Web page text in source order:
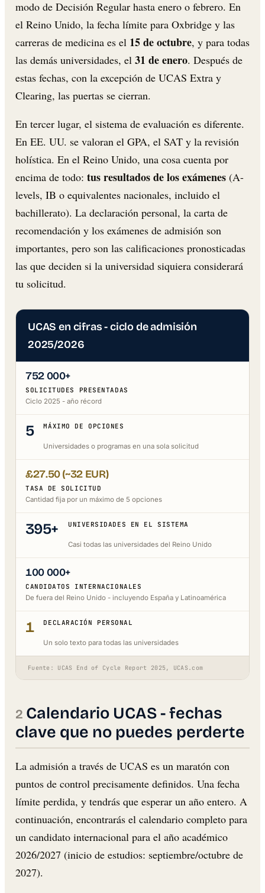
modo de Decisión Regular hasta enero o febrero. En
el Reino Unido, la fecha límite para Oxbridge y las
carreras de medicina es el 15 de octubre, y para todas
las demás universidades, el 31 de enero. Después de
estas fechas, con la excepción de UCAS Extra y
Clearing, las puertas se cierran.
En tercer lugar, el sistema de evaluación es diferente.
En EE. UU. se valoran el GPA, el SAT y la revisión
holística. En el Reino Unido, una cosa cuenta por
encima de todo: tus resultados de los exámenes (A-
levels, IB o equivalentes nacionales, incluido el
bachillerato). La declaración personal, la carta de
recomendación y los exámenes de admisión son
importantes, pero son las calificaciones pronosticadas
las que deciden si la universidad siquiera considerará
tu solicitud.
UCAS en cifras - ciclo de admisión
2025/2026
752 000+
SOLICITUDES PRESENTADAS
Ciclo 2025 - año récord
5 MÁXIMO DE OPCIONES
Universidades o programas en una sola solicitud
£27.50 (~32 EUR)
TASA DE SOLICITUD
Cantidad fija por un máximo de 5 opciones
395+ UNIVERSIDADES EN EL SISTEMA
Casi todas las universidades del Reino Unido
100 000+
CANDIDATOS INTERNACIONALES
De fuera del Reino Unido - incluyendo España y Latinoamérica
1 DECLARACIÓN PERSONAL
Un solo texto para todas las universidades
Fuente: UCAS End of Cycle Report 2025, UCAS.com
Calendario UCAS - fechas
clave que no puedes perderte
La admisión a través de UCAS es un maratón con
puntos de control precisamente definidos. Una fecha
límite perdida, y tendrás que esperar un año entero. A
continuación, encontrarás el calendario completo para
un candidato internacional para el año académico
2026/2027 (inicio de estudios: septiembre/octubre de
2027).